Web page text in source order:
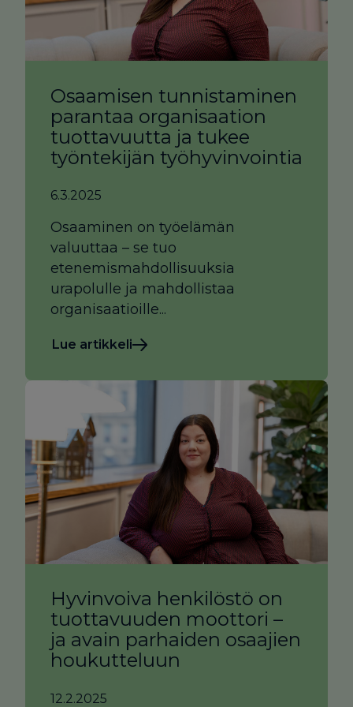
Osaamisen tunnistaminen
parantaa organisaation
tuottavuutta ja tukee
työntekijän työhyvinvointia
6.3.2025
Osaaminen on työelämän
valuuttaa – se tuo
etenemismahdollisuuksia
urapolulle ja mahdollistaa
organisaatioille...
Lue artikkeli
Hyvinvoiva henkilöstö on
tuottavuuden moottori –
ja avain parhaiden osaajien
houkutteluun
12.2.2025